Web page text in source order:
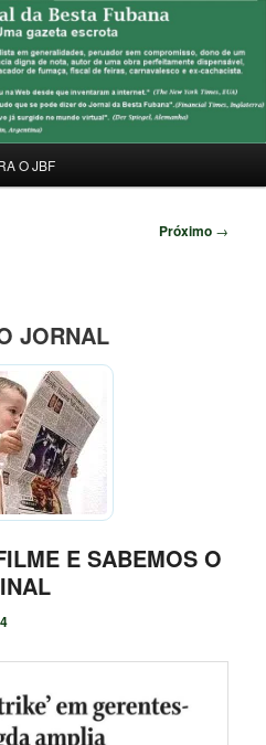
O JBF
Próximo →
JORNAL
E SABEMOS O